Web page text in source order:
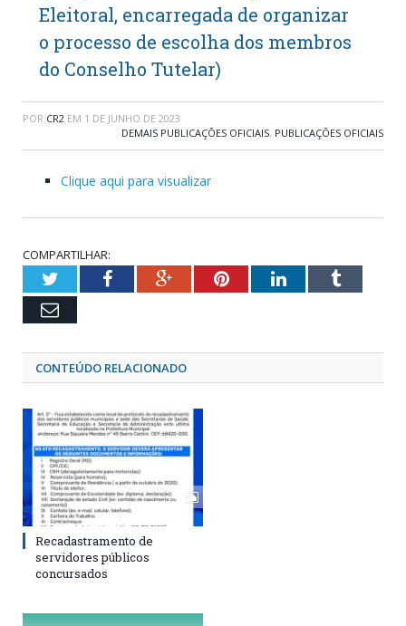
Eleitoral, encarregada de organizar
o processo de escolha dos membros
do Conselho Tutelar)
POR CR2 EM 1 DE JUNHO DE 2023
DEMAIS PUBLICAÇÕES OFICIAIS, PUBLICAÇÕES OFICIAIS
Clique aqui para visualizar
COMPARTILHAR:
TwitterFacebookGoogle+PinterestLinkedInTumblr
Email
CONTEÚDO RELACIONADO
Recadastramento de
servidores públicos
concursados